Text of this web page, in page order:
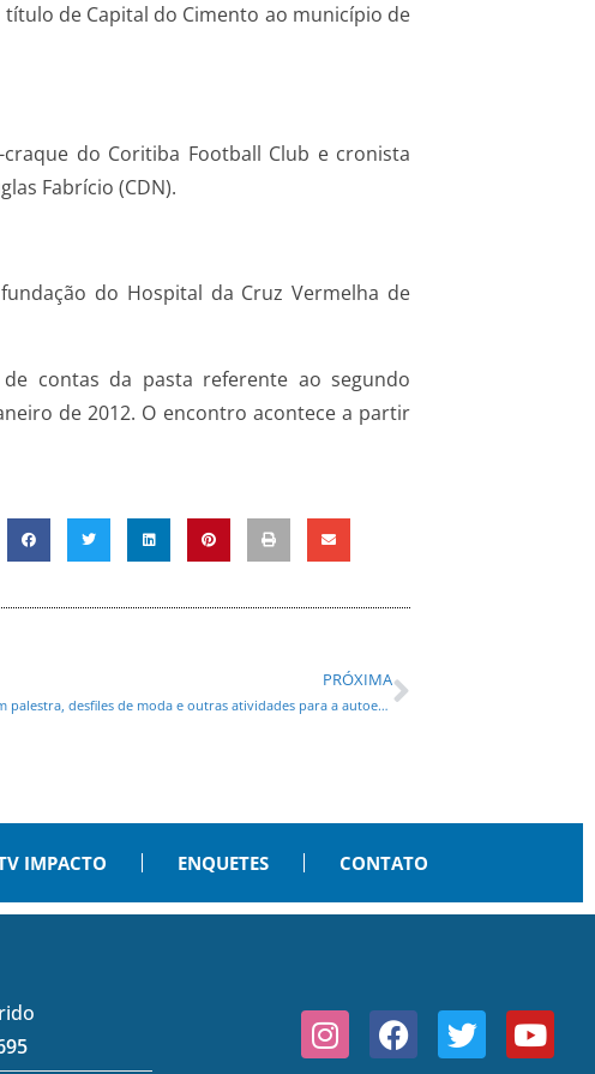
de Capital do Cimento ao município de
do Coritiba Football Club e cronista
Fabrício (CDN).
do Hospital da Cruz Vermelha de
contas da pasta referente ao segundo
de 2012. O encontro acontece a partir
PRÓXIMA
ACP encerra as atividades do Outubro Rosa com palestra, desfiles de moda e outras atividades para a autoestima da mulher
IMPACTO ENQUETES CONTATO